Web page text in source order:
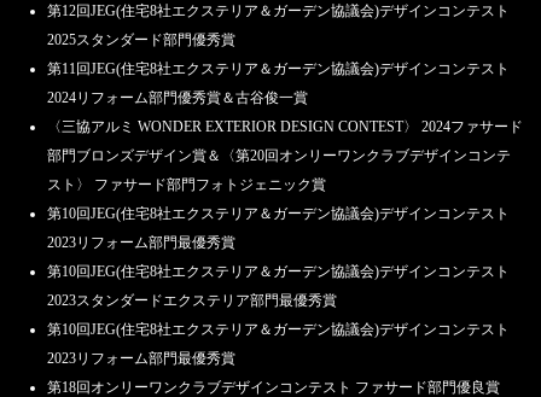
第12回JEG(住宅8社エクステリア＆ガーデン協議会)デザインコンテスト
2025スタンダード部門優秀賞
第11回JEG(住宅8社エクステリア＆ガーデン協議会)デザインコンテスト
2024リフォーム部門優秀賞＆古谷俊一賞
〈三協アルミ WONDER EXTERIOR DESIGN CONTEST〉 2024ファサード
部門ブロンズデザイン賞＆〈第20回オンリーワンクラブデザインコンテ
スト〉 ファサード部門フォトジェニック賞
第10回JEG(住宅8社エクステリア＆ガーデン協議会)デザインコンテスト
2023リフォーム部門最優秀賞
第10回JEG(住宅8社エクステリア＆ガーデン協議会)デザインコンテスト
2023スタンダードエクステリア部門最優秀賞
第10回JEG(住宅8社エクステリア＆ガーデン協議会)デザインコンテスト
2023リフォーム部門最優秀賞
第18回オンリーワンクラブデザインコンテスト ファサード部門優良賞